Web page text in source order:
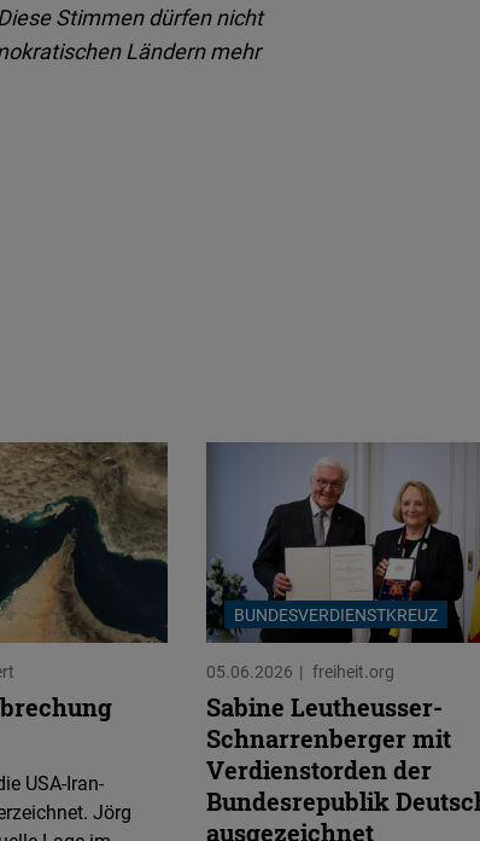
Stimmen dürfen nicht
Ländern mehr
USA-Iran-
Jörg
BUNDESVERDIENSTKREUZ
05.06.2026 freiheit.org
Sabine Leutheusser-
Schnarrenberger mit
Verdienstorden der
Bundesrepublik
ausgezeichnet